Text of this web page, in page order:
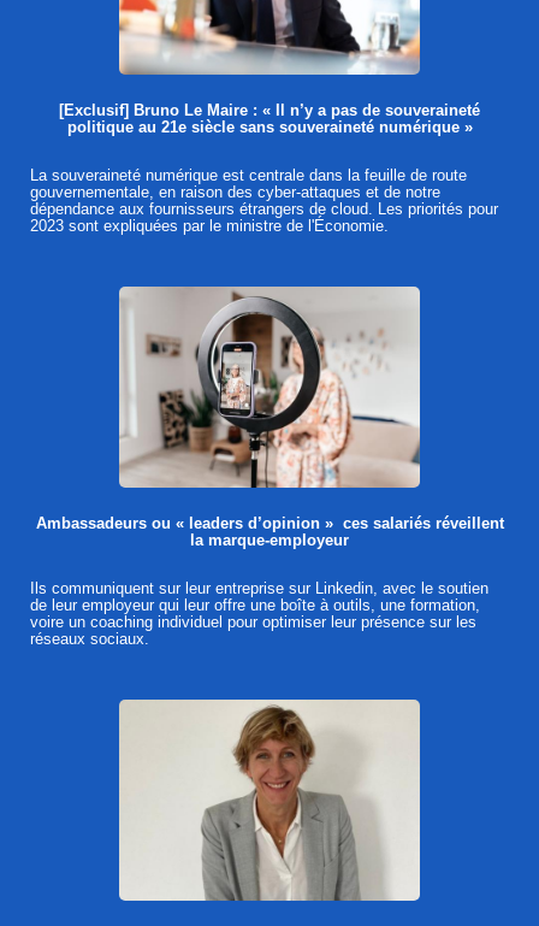
[Exclusif] Bruno Le Maire : « Il n’y a pas de souveraineté
politique au 21e siècle sans souveraineté numérique »
La souveraineté numérique est centrale dans la feuille de route
gouvernementale, en raison des cyber-attaques et de notre
dépendance aux fournisseurs étrangers de cloud. Les priorités pour
2023 sont expliquées par le ministre de l'Économie.
Ambassadeurs ou « leaders d’opinion » ces salariés réveillent
la marque-employeur
Ils communiquent sur leur entreprise sur Linkedin, avec le soutien
de leur employeur qui leur offre une boîte à outils, une formation,
voire un coaching individuel pour optimiser leur présence sur les
réseaux sociaux.